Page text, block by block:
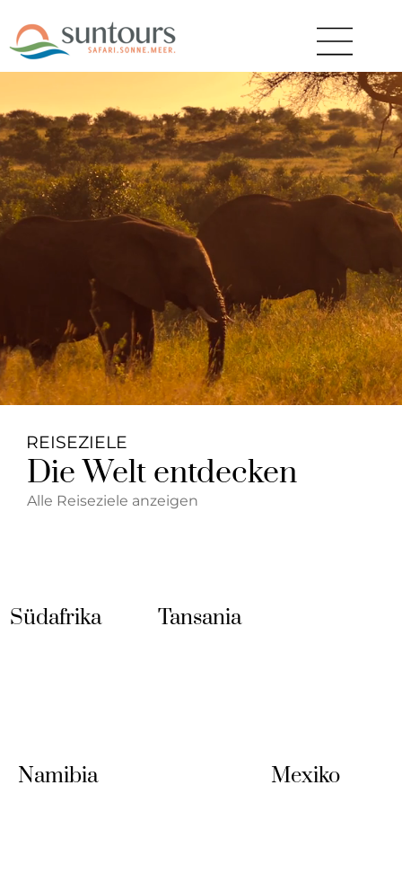
REISEZIELE
Die Welt entdecken
Alle Reiseziele anzeigen
Namibia
Südafrika Tansania
Mexiko